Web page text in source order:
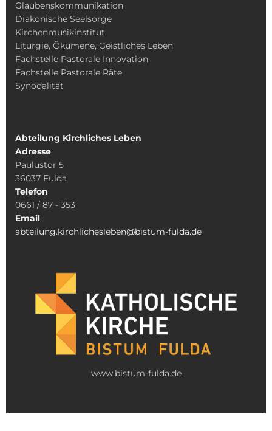
Glaubenskommunikation
Diakonische Seelsorge
Kirchenmusikinstitut
Liturgie, Ökumene, Geistliches Leben
Fachstelle Pastorale Innovation
Fachstelle Pastorale Räte
Synodalität
Abteilung Kirchliches Leben
Adresse
Paulustor 5
36037 Fulda
Telefon
0661 / 87 - 353
Email
abteilung.kirchlichesleben@bistum-fulda.de
www.bistum-fulda.de